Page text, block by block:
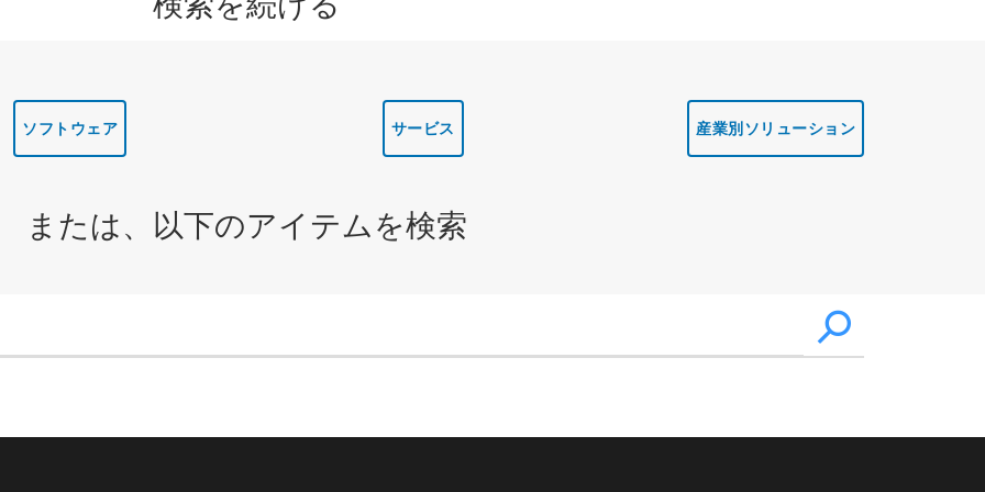
ソフトウェア サービス 産業別ソリューション
または、以下のアイテムを検索